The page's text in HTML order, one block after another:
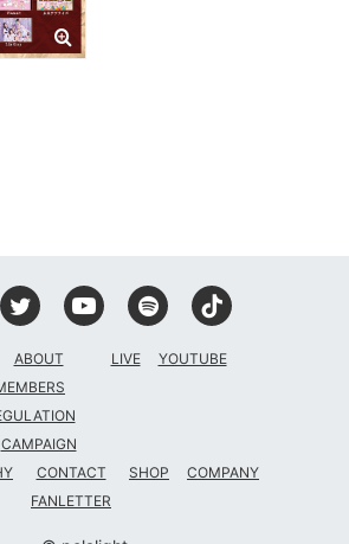
ABOUT
CAMPAIGN
LIVE YOUTUBE
CONTACT
FANLETTER
SHOP COMPANY